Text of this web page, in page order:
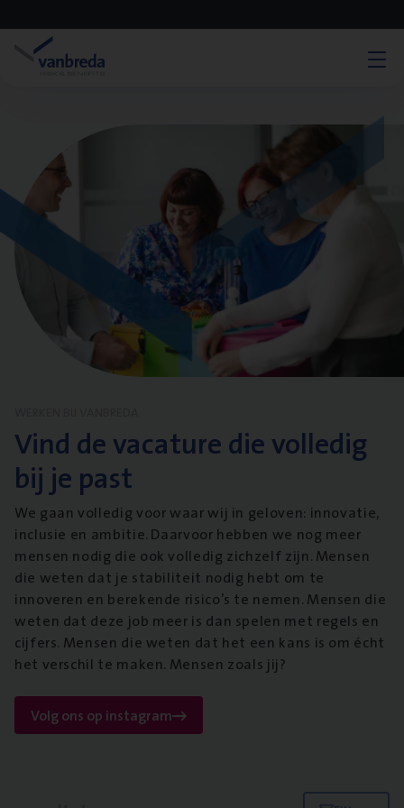
Vind de vacature die volledig
bij je past
We gaan volledig voor waar wij in geloven: innovatie,
inclusie en ambitie. Daarvoor hebben we nog meer
mensen nodig die ook volledig zichzelf zijn. Mensen
die weten dat je stabiliteit nodig hebt om te
innoveren en berekende risico’s te nemen. Mensen die
weten dat deze job meer is dan spelen met regels en
cijfers. Mensen die weten dat het een kans is om écht
het verschil te maken. Mensen zoals jij?
Volg ons op instagram